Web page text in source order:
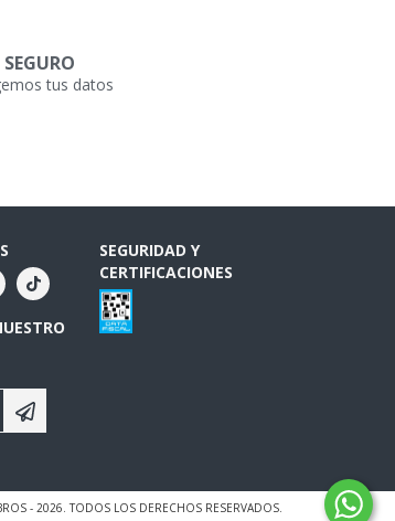
tus datos
SEGURIDAD Y
CERTIFICACIONES
- 2026. TODOS LOS DERECHOS RESERVADOS.